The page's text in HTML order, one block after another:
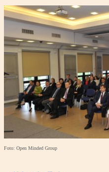
Foto: Open Minded Group